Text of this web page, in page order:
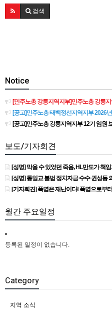
검색
Notice
[민주노총 강릉지역지부]민주노총 강릉
[공고]민주노총 태백정선지역지부 2026
[공고]민주노총 강릉지역지부 12기 임원
보도/기자회견
[성명] 막을 수 있었던 죽음, HL만도가 책
[성명] 통일교 불법 정치자금 수수 권성동
[기자회견] 폭염은 재난이다! 폭염으로부
월간 주요일정
등록된 일정이 없습니다.
Category
지역 소식